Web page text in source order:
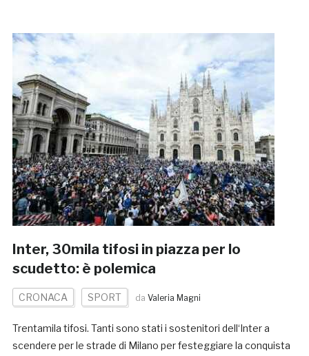
Inter, 30mila tifosi in piazza per lo
scudetto: è polemica
CRONACA SPORT da Valeria Magni
Trentamila tifosi. Tanti sono stati i sostenitori dell‘Inter a
scendere per le strade di Milano per festeggiare la conquista